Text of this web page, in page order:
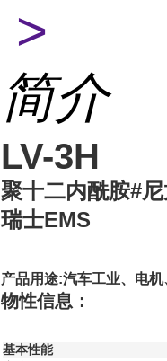
>
简介
LV-3H
聚十二内酰胺#
瑞士EMS
产品用途:汽车工业、电
物性信息：
基本性能